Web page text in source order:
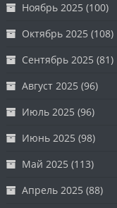
Ноябрь 2025 (100)
Октябрь 2025 (108)
Сентябрь 2025 (81)
Август 2025 (96)
Июль 2025 (96)
Июнь 2025 (98)
Май 2025 (113)
Апрель 2025 (88)